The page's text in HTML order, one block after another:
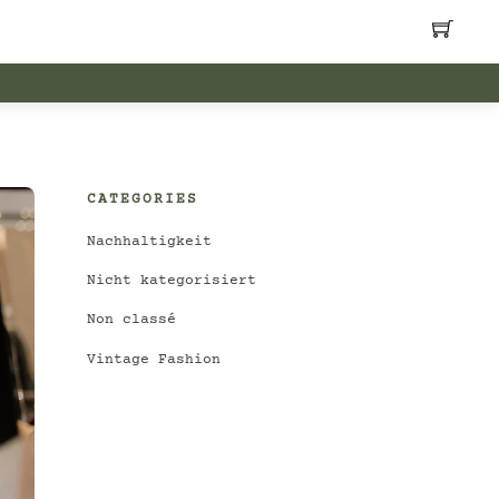
CATEGORIES
Nachhaltigkeit
Nicht kategorisiert
Non classé
Vintage Fashion